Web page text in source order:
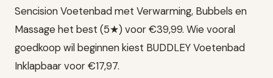
Sencision Voetenbad met Verwarming, Bubbels en
Massage het best (5★) voor €39,99. Wie vooral
goedkoop wil beginnen kiest BUDDLEY Voetenbad
Inklapbaar voor €17,97.